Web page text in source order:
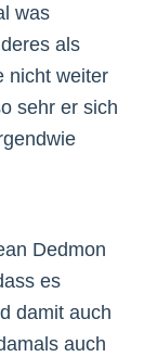
was
als
nicht weiter
sehr er sich
Dedmon
es
damit auch
auch